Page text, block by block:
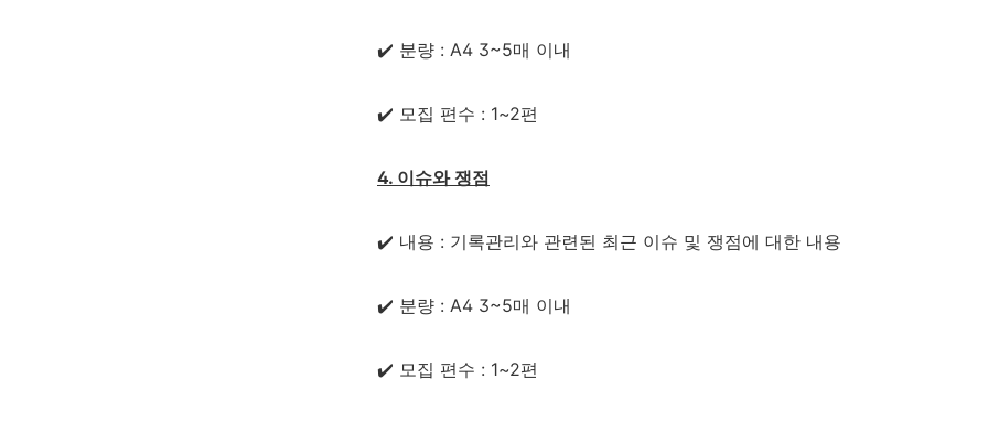
✔️ 분량 : A4 3~5매 이내
✔️ 모집 편수 : 1~2편
4. 이슈와 쟁점
✔️ 내용 : 기록관리와 관련된 최근 이슈 및 쟁점에 대한 내용
✔️ 분량 : A4 3~5매 이내
✔️ 모집 편수 : 1~2편